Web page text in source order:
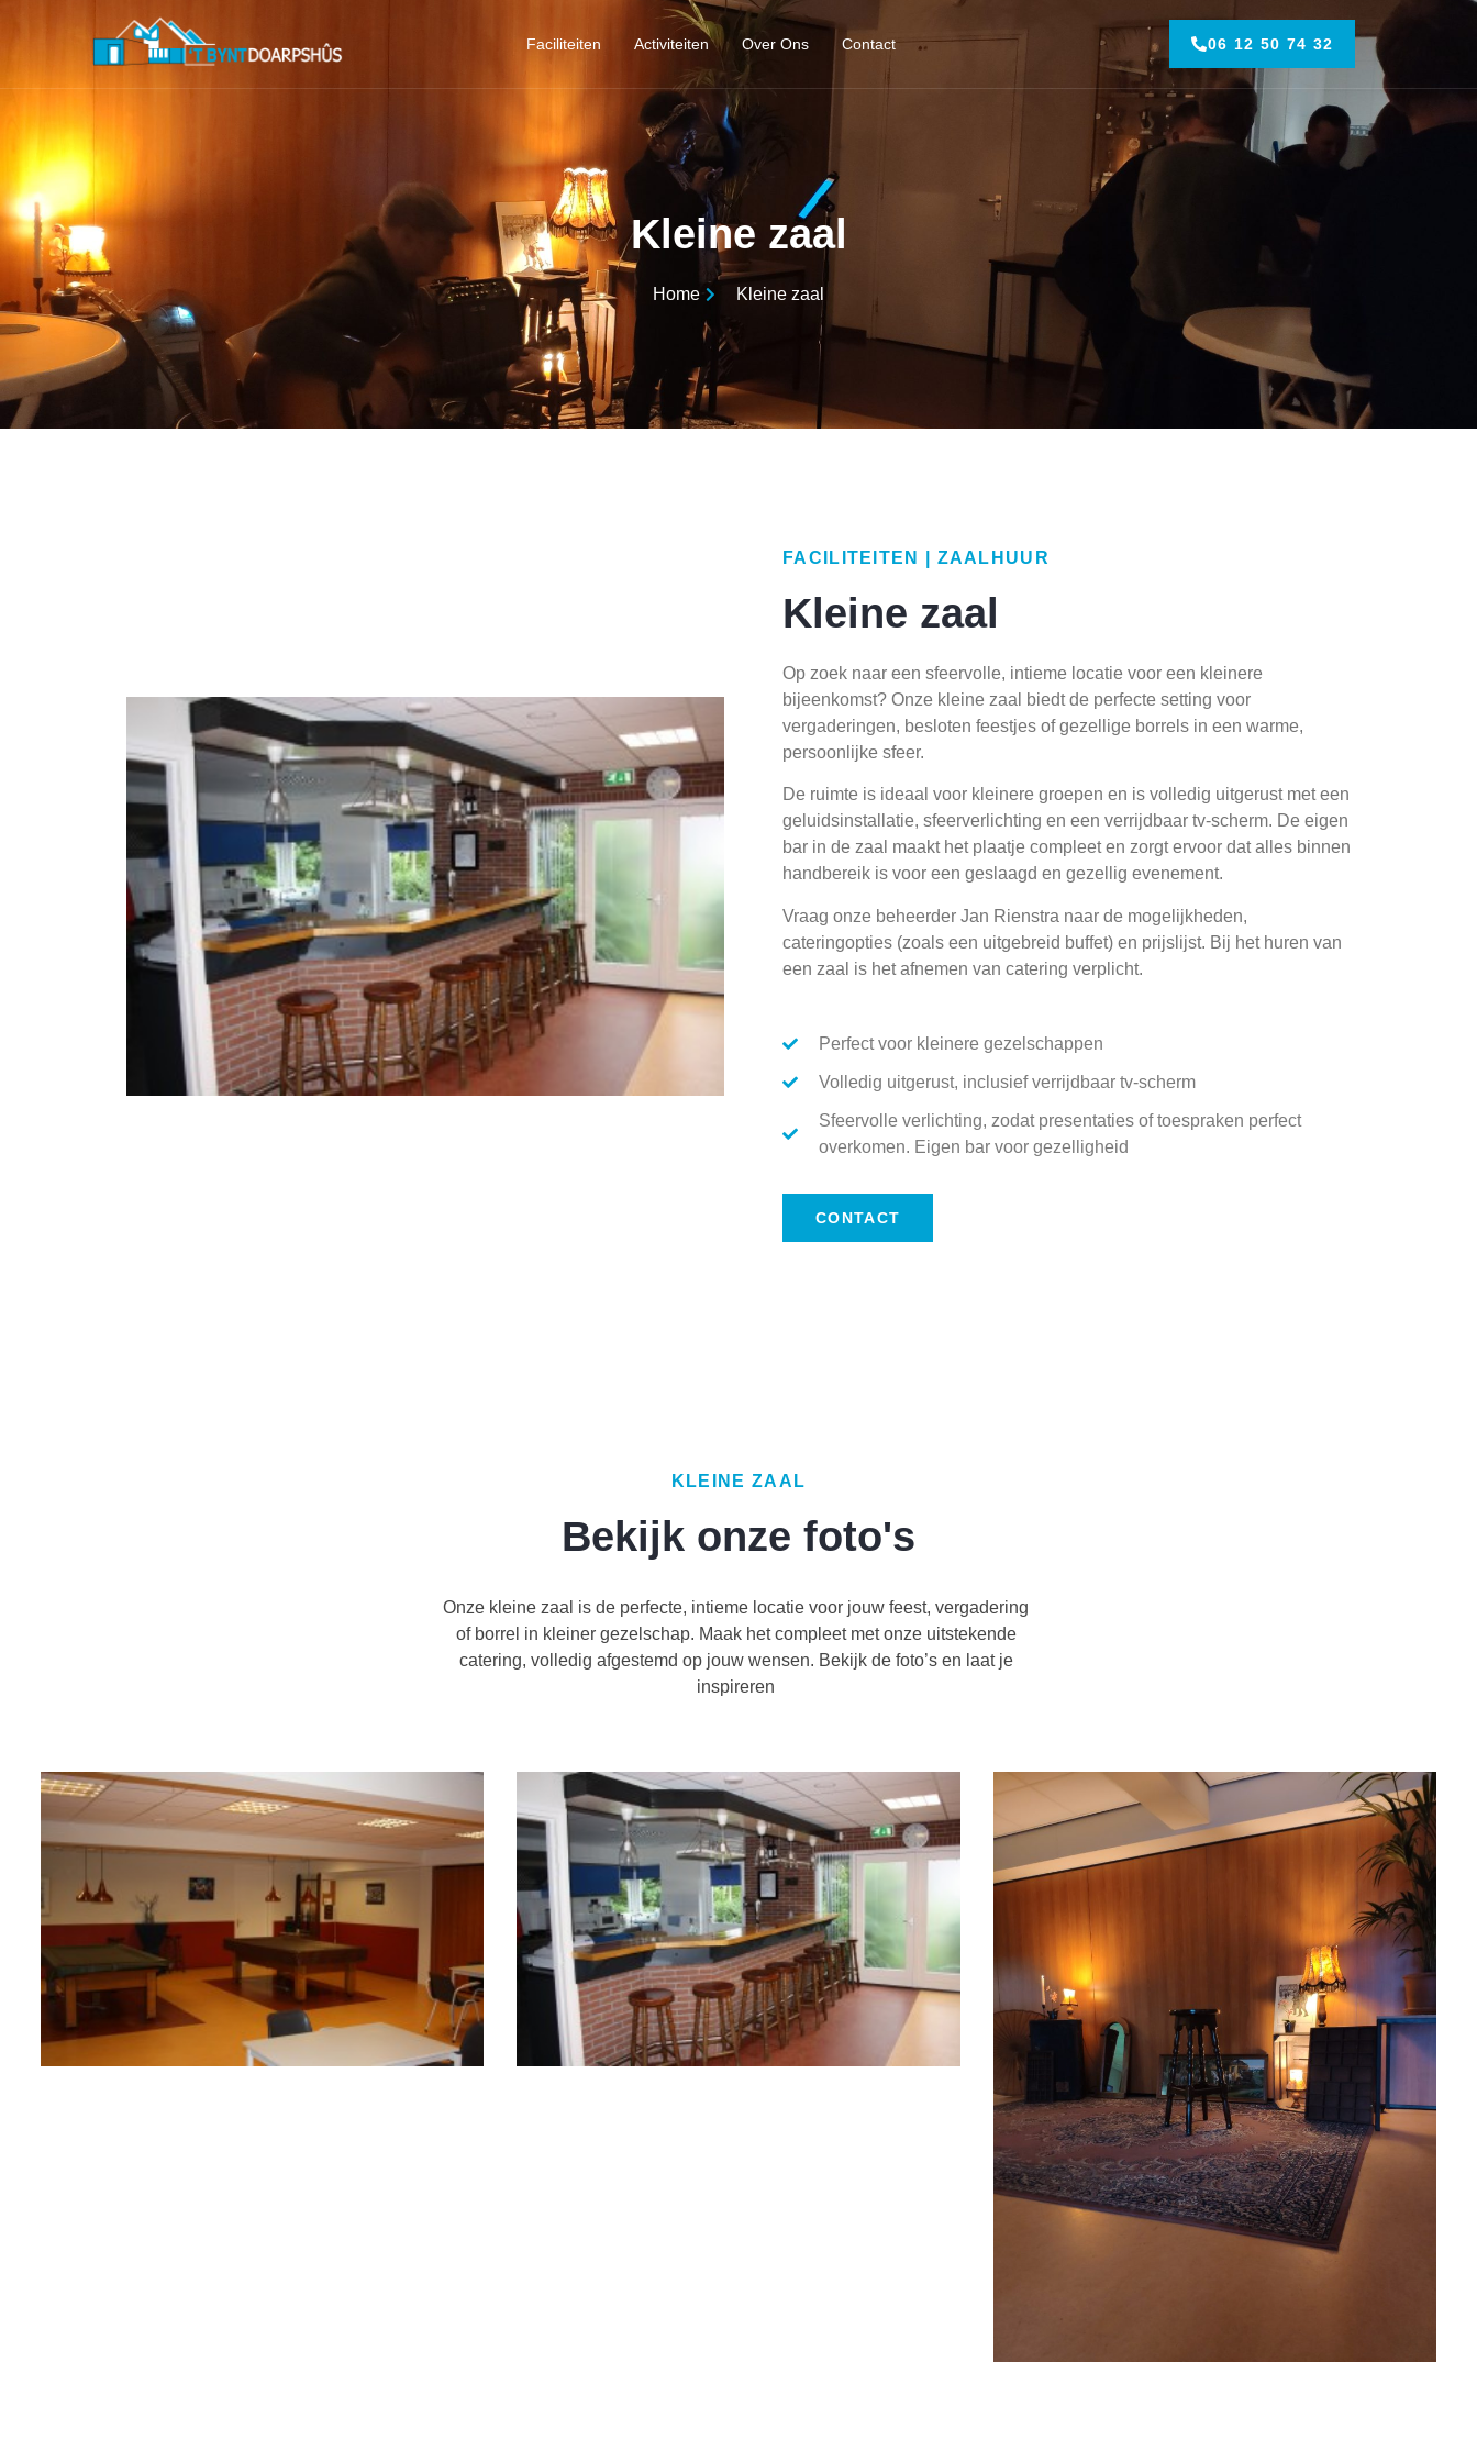
Faciliteiten Activiteiten Over Ons Contact 06 12 50 74 32
Kleine zaal
Home Kleine zaal
FACILITEITEN | ZAALHUUR
Kleine zaal
Op zoek naar een sfeervolle, intieme locatie voor een kleinere
bijeenkomst? Onze kleine zaal biedt de perfecte setting voor
vergaderingen, besloten feestjes of gezellige borrels in een warme,
persoonlijke sfeer.
De ruimte is ideaal voor kleinere groepen en is volledig uitgerust met een
geluidsinstallatie, sfeerverlichting en een verrijdbaar tv-scherm. De eigen
bar in de zaal maakt het plaatje compleet en zorgt ervoor dat alles binnen
handbereik is voor een geslaagd en gezellig evenement.
Vraag onze beheerder Jan Rienstra naar de mogelijkheden,
cateringopties (zoals een uitgebreid buffet) en prijslijst. Bij het huren van
een zaal is het afnemen van catering verplicht.
Perfect voor kleinere gezelschappen
Volledig uitgerust, inclusief verrijdbaar tv-scherm
Sfeervolle verlichting, zodat presentaties of toespraken perfect
overkomen. Eigen bar voor gezelligheid
CONTACT
KLEINE ZAAL
Bekijk onze foto's
Onze kleine zaal is de perfecte, intieme locatie voor jouw feest, vergadering
of borrel in kleiner gezelschap. Maak het compleet met onze uitstekende
catering, volledig afgestemd op jouw wensen. Bekijk de foto’s en laat je
inspireren